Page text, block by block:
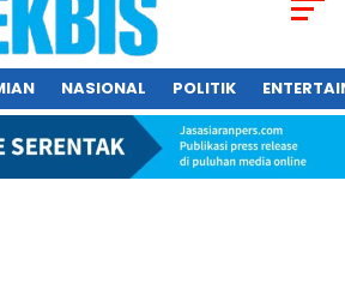
NASIONAL POLITIK